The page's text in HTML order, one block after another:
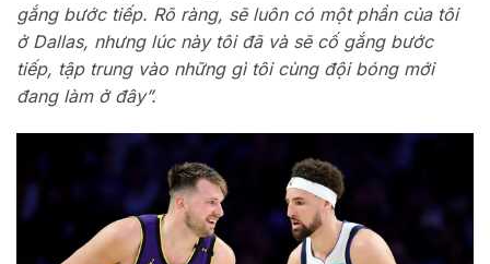
gắng bước tiếp. Rõ ràng, sẽ luôn có một phần của tôi
ở Dallas, nhưng lúc này tôi đã và sẽ cố gắng bước
tiếp, tập trung vào những gì tôi cùng đội bóng mới
đang làm ở đây”.